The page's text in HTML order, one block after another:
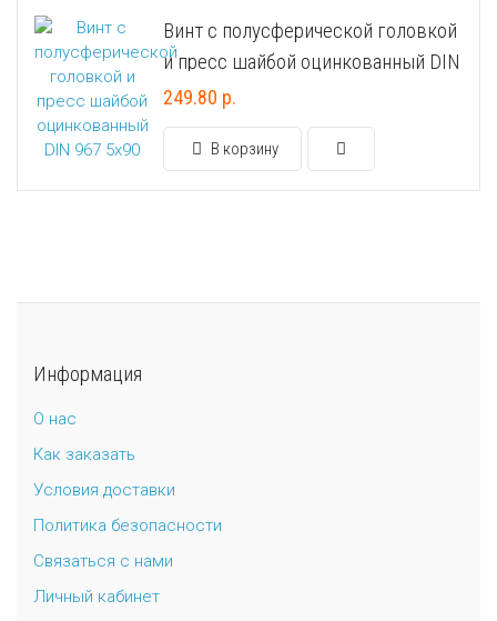
Винт с полусферической головкой
и пресс шайбой оцинкованный DIN
967 5х90
249.80 р.
В корзину
Информация
О нас
Как заказать
Условия доставки
Политика безопасности
Связаться с нами
Личный кабинет